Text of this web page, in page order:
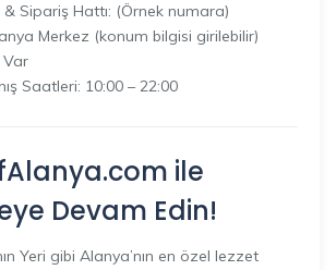
Sipariş Hattı: (Örnek numara)
Merkez (konum bilgisi girilebilir)
Var
Saatleri: 10:00 – 22:00
ile
Devam Edin!
Yeri gibi Alanya’nın en özel lezzet